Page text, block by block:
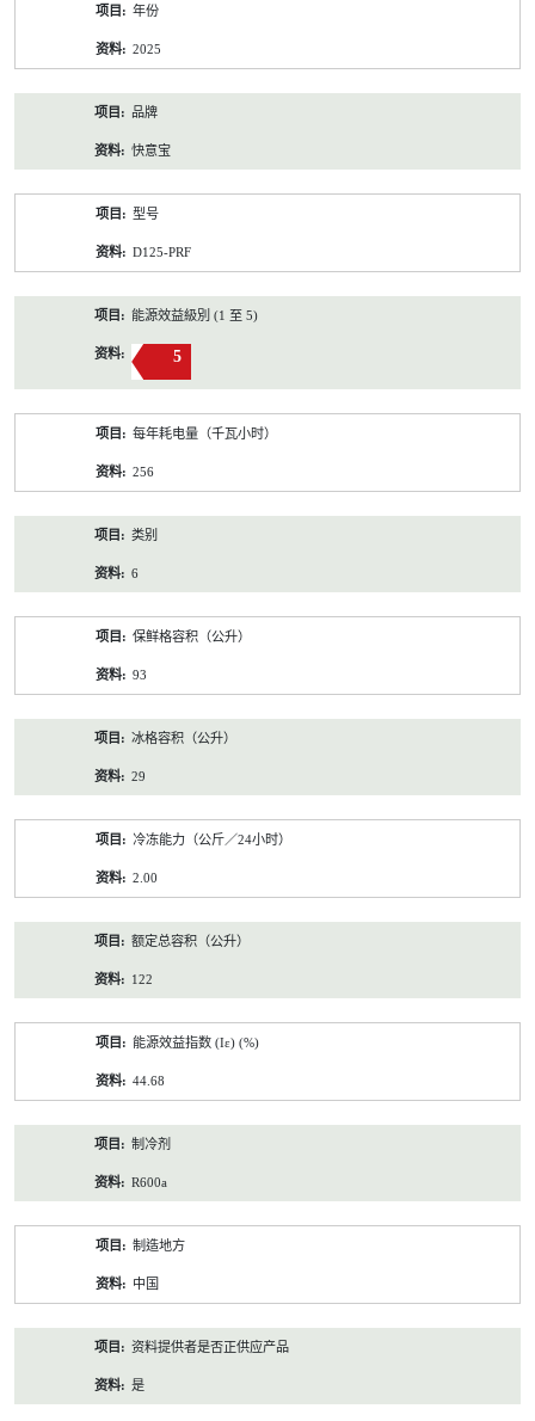
年份
2025
品牌
快意宝
型号
D125-PRF
能源效益級別 (1 至 5)
5
每年耗电量（千瓦小时）
256
类别
6
保鲜格容积（公升）
93
冰格容积（公升）
29
冷冻能力（公斤／24小时）
2.00
额定总容积（公升）
122
能源效益指数 (Iε) (%)
44.68
制冷剂
R600a
制造地方
中国
资料提供者是否正供应产品
是